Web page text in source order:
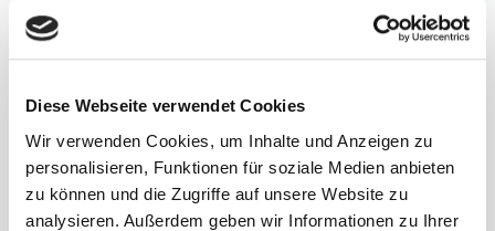
Diese Webseite verwendet Cookies
Wir verwenden Cookies, um Inhalte und Anzeigen zu
personalisieren, Funktionen für soziale Medien anbieten
zu können und die Zugriffe auf unsere Website zu
analysieren. Außerdem geben wir Informationen zu Ihrer
COLOUR
UNI
COLOUR
COLOUR
MORGENNEBEL
COLOUR
DUNKEL
UNI
COLOUR
33 - MANDEL UNI
COLOUR
Chargennummer:
-